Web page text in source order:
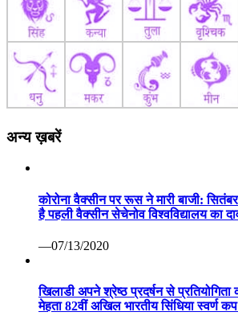
अन्य ख़बरें
कोरोना वैक्सीन पर रूस ने मारी बाजी:
है पहली वैक्सीन सेचेनोव विश्वविद्यालय का
—07/13/2020
खिलाडी अपने श्रेष्ठ प्रदर्षन से प्रतियोगिता
मेहता 82वीं अखिल भारतीय सिंधिया स्वर्ण कप